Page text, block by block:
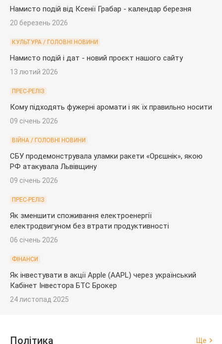
Намисто подій від Ксенії Грабар - календар березня
20 березень 2026
КУЛЬТУРА / ГОЛОВНІ НОВИНИ
Намисто подій і дат - новий проєкт нашого сайту
13 лютий 2026
ПРЕС-РЕЛІЗ
Кому підходять фужерні аромати і як їх правильно носити
09 січень 2026
ВІЙНА / ГОЛОВНІ НОВИНИ
СБУ продемонструвала уламки ракети «Орєшнік», якою
РФ атакувала Львівщину
09 січень 2026
ПРЕС-РЕЛІЗ
Як зменшити споживання електроенергії
електродвигуном без втрати продуктивності
06 січень 2026
ФІНАНСИ
Як інвестувати в акції Apple (AAPL) через український
Кабінет Інвестора БТС Брокер
24 листопад 2025
Політика Ще